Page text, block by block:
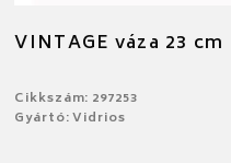
VINTAGE váza 23 cm
Cikkszám: 297253
Gyártó: Vidrios